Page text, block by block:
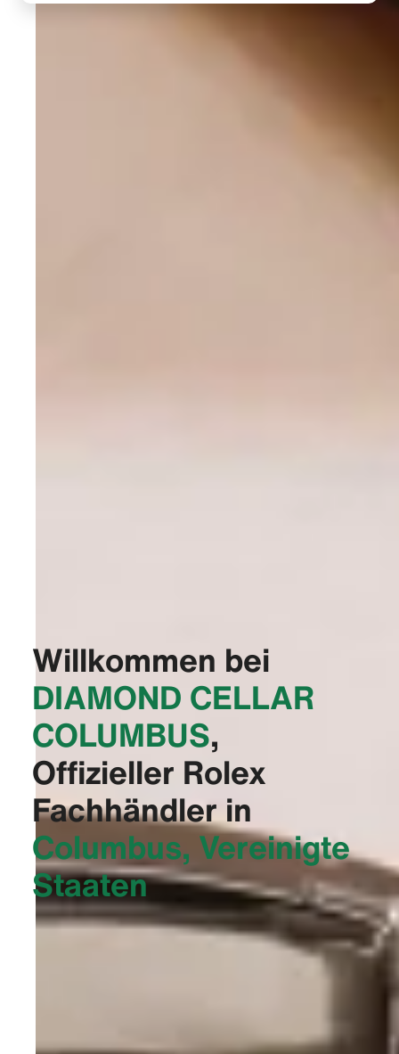
Willkommen bei
‭DIAMOND CELLAR
COLUMBUS‬,
Offizieller Rolex
Fachhändler in
Columbus, Vereinigte
Staaten